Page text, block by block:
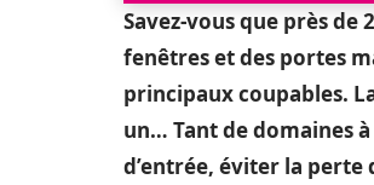
Savez-vous que près de
fenêtres et des portes
principaux coupables.
un… Tant de domaines
d’entrée, éviter la perte